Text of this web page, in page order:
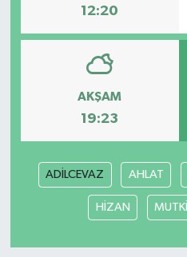
12:20
AKŞAM
19:23
ADİLCEVAZ AHLAT
HİZAN MUTKİ